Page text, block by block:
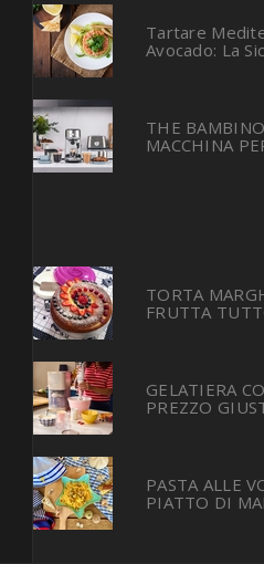
Tartare
Avocado: La
THE
MACCHINA
TORTA
FRUTTA
GELATIERA
PREZZO
PASTA ALLE
PIATTO DI